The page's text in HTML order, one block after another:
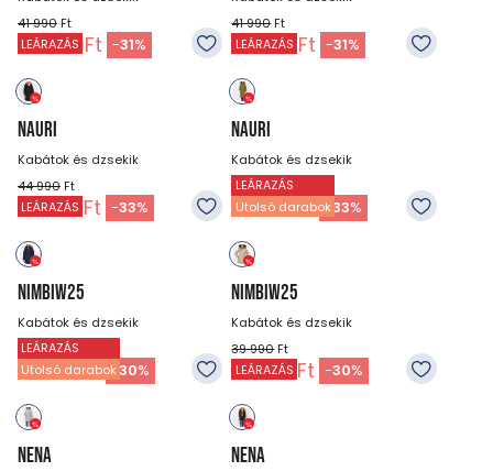
41 990 Ft
28 990Ft -31%
41 990Ft
28 990 Ft -31%
LEÁRAZÁS
NAURI
Kabátok és dzsekik
44 990 Ft
29 990 Ft -33%
LEÁRAZÁS
NAURI
Kabátok és dzsekik
44 990Ft
29 990Ft -33%
LEÁRAZÁS
NIMBIW25
Kabátok és dzsekik
39 990Ft
27 990Ft -30%
LEÁRAZÁS
Utolsó darabok
NIMBIW25
Kabátok és dzsekik
39 990Ft
27 990 Ft -30%
LEÁRAZÁS
Utolsó darabok
NENA
LEÁRAZÁS
NENA